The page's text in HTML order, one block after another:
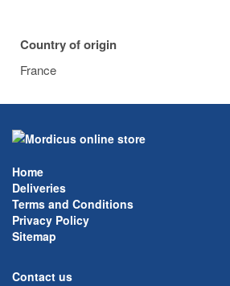
Country of origin
France
Home
Deliveries
Terms and Conditions
Privacy Policy
Sitemap
Contact us